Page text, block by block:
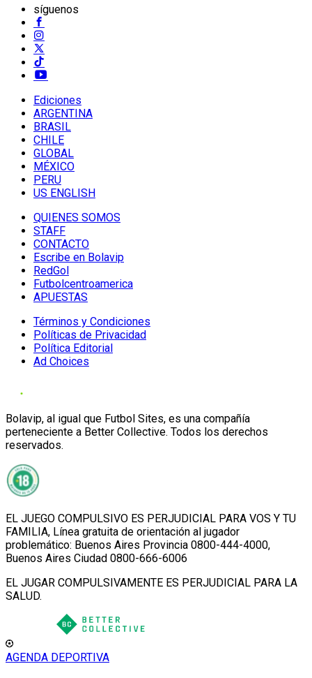
síguenos
Ediciones
ARGENTINA
BRASIL
CHILE
GLOBAL
MÉXICO
PERU
US ENGLISH
QUIENES SOMOS
STAFF
CONTACTO
Escribe en Bolavip
RedGol
Futbolcentroamerica
APUESTAS
Términos y Condiciones
Políticas de Privacidad
Política Editorial
Ad Choices
Bolavip, al igual que Futbol Sites, es una compañía
perteneciente a Better Collective. Todos los derechos
reservados.
EL JUEGO COMPULSIVO ES PERJUDICIAL PARA VOS Y TU
FAMILIA, Línea gratuita de orientación al jugador
problemático: Buenos Aires Provincia 0800-444-4000,
Buenos Aires Ciudad 0800-666-6006
EL JUGAR COMPULSIVAMENTE ES PERJUDICIAL PARA LA
SALUD.
AGENDA DEPORTIVA